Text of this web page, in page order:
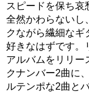
スピードを保ち哀
全然かわらないし
クながら繊細なギ
好きなはずです。
アルバムをリリー
クナンバー2曲に
ルテンポな2曲と